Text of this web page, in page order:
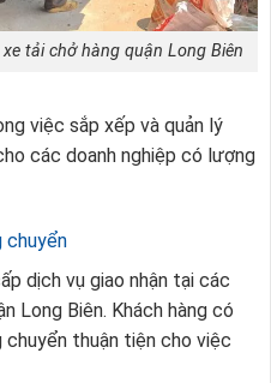
tải chở hàng quận Long Biên
việc sắp xếp và quản lý
các doanh nghiệp có lượng
chuyển
dịch vụ giao nhận tại các
Long Biên. Khách hàng có
thuận tiện cho việc